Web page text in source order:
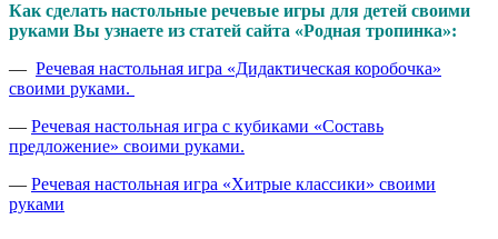
Как сделать настольные речевые игры для детей своими
руками Вы узнаете из статей сайта «Родная тропинка»:
— Речевая настольная игра «Дидактическая коробочка»
своими руками.
— Речевая настольная игра с кубиками «Составь
предложение» своими руками.
— Речевая настольная игра «Хитрые классики» своими
руками